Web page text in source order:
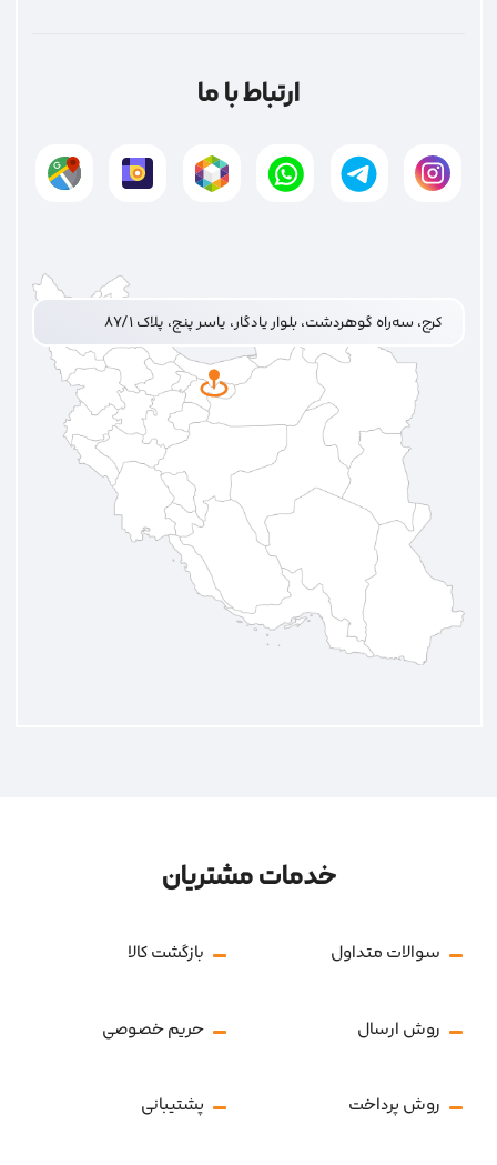
ارتباط با ما
کرج، سه‌راه گوهردشت، بلوار یادگار، یاسر پنج، پلاک ۸۷/۱
خدمات مشتریان
سوالات متداول بازگشت کالا
روش ارسال حریم خصوصی
روش پرداخت پشتیبانی